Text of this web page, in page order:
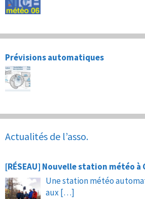
Prévisions automatiques
Actualités de l’asso.
[RÉSEAU] Nouvelle station météo à
Une station météo
aux […]